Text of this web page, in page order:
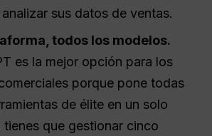
sus datos de ventas.
todos los modelos.
es la mejor opción para los
porque pone todas
de élite en un solo
tienes que gestionar cinco